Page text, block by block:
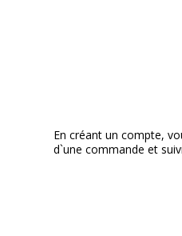
En créant un compte,
d`une commande et